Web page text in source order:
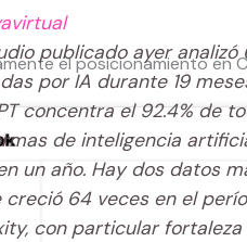
el posicionamiento en
publicado ayer analizó
por IA durante 19
concentra el 92.4% de
de inteligencia
un año. Hay dos datos
creció 64 veces en el
con particular